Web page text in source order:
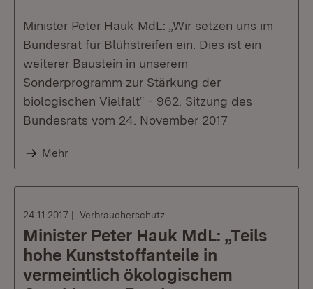
Minister Peter Hauk MdL: „Wir setzen uns im
Bundesrat für Blühstreifen ein. Dies ist ein
weiterer Baustein in unserem
Sonderprogramm zur Stärkung der
biologischen Vielfalt“ - 962. Sitzung des
Bundesrats vom 24. November 2017
Mehr
24.11.2017 Verbraucherschutz
Minister Peter Hauk MdL: „Teils
hohe Kunststoffanteile in
vermeintlich ökologischem